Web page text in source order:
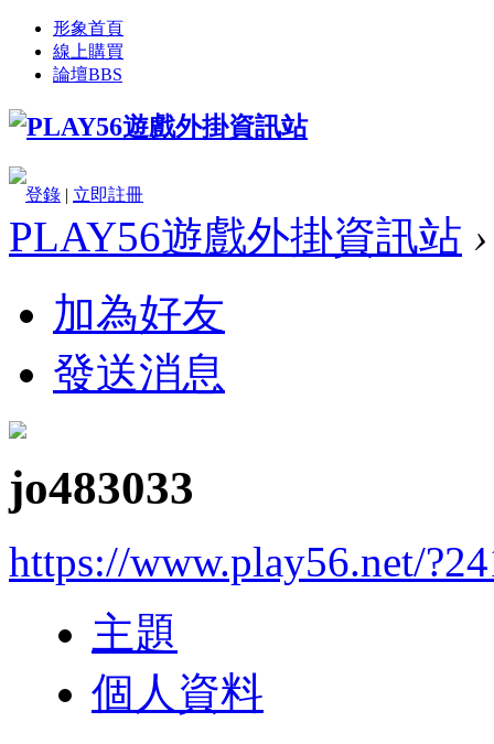
形象首頁
線上購買
論壇BBS
登錄 | 立即註冊
PLAY56遊戲外掛資訊站 ›
加為好友
發送消息
jo483033
https://www.play56.net/
主題
個人資料